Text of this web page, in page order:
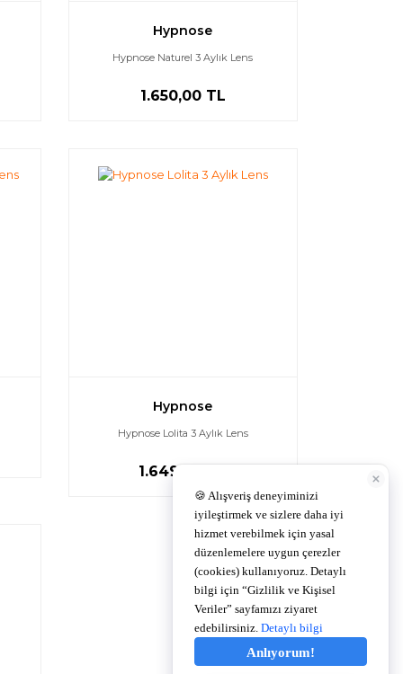
Hypnose
Hypnose Naturel 3 Aylık Lens
1.650,00 TL
Hypnose
Hypnose Lolita 3 Aylık Lens
1.649,00 TL